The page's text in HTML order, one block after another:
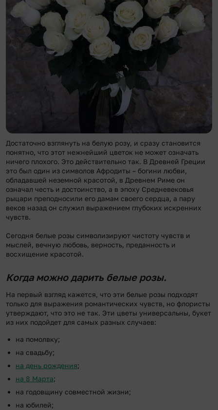
Достаточно взглянуть на белую розу, и сразу становится
понятно, что этот нежнейший цветок не может означать
ничего плохого. Это действительно так. В Древней Греции
это был один из символов Афродиты – богини любви,
обладавшей неземной красотой, в Древнем Риме он
означал честь и достоинство, а в эпоху Средневековья
рыцари преподносили его дамам своего сердца, а пару
веков назад он служил выражением глубоких искренних
чувств.
Сегодня белые розы символизируют чистоту чувств и
мыслей, вечную любовь, верность, преданность и
восхищение красотой.
Когда можно дарить белые розы.
На первый взгляд кажется, что эти белые розы подходят
только для выражения романтических чувств, но флористы
утверждают, что это не так. Эти цветы универсальны, букет
из них подойдет для самых разных случаев:
на помолвку;
на свадьбу;
на день рождения;
на 8 Марта;
на годовщину совместной жизни;
на юбилей;